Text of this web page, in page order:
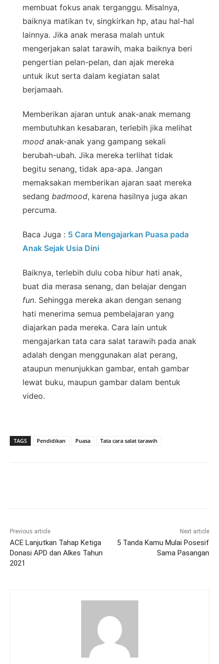
membuat fokus anak terganggu. Misalnya,
baiknya matikan tv, singkirkan hp, atau hal-hal
lainnya. Jika anak merasa malah untuk
mengerjakan salat tarawih, maka baiknya beri
pengertian pelan-pelan, dan ajak mereka
untuk ikut serta dalam kegiatan salat
berjamaah.
Memberikan ajaran untuk anak-anak memang
membutuhkan kesabaran, terlebih jika melihat
mood anak-anak yang gampang sekali
berubah-ubah. Jika mereka terlihat tidak
begitu senang, tidak apa-apa. Jangan
memaksakan memberikan ajaran saat mereka
sedang badmood, karena hasilnya juga akan
percuma.
Baca Juga : 5 Cara Mengajarkan Puasa pada
Anak Sejak Usia Dini
Baiknya, terlebih dulu coba hibur hati anak,
buat dia merasa senang, dan belajar dengan
fun. Sehingga mereka akan dengan senang
hati menerima semua pembelajaran yang
diajarkan pada mereka. Cara lain untuk
mengajarkan tata cara salat tarawih pada anak
adalah dengan menggunakan alat perang,
ataupun menunjukkan gambar, entah gambar
lewat buku, maupun gambar dalam bentuk
video.
TAGS Pendidikan Puasa Tata cara salat tarawih
Previous article
ACE Lanjutkan Tahap Ketiga
Donasi APD dan Alkes Tahun
2021
Next article
5 Tanda Kamu Mulai Posesif
Sama Pasangan